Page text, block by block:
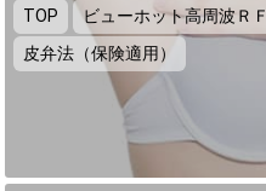
TOP ビューホット高周波ＲＦ
皮弁法（保険適用）